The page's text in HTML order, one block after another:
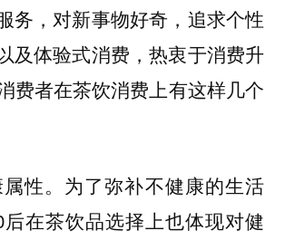
务，对新事物好奇，追求个性
及体验式消费，热衷于消费升
费者在茶饮消费上有这样几个
性。为了弥补不健康的生活
在茶饮品选择上也体现对健